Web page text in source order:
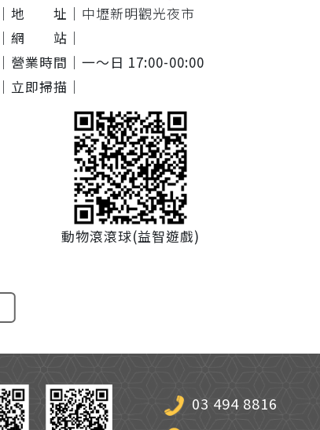
｜地 址｜ 中壢新明觀光夜市
｜網 站｜
｜營業時間｜ 一～日 17:00-00:00
｜立即掃描｜
動物滾滾球(益智遊戲)
03 494 8816